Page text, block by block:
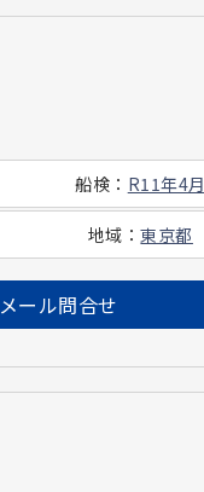
船検 ： R11年4月
地域 ：東京都
メール問合せ